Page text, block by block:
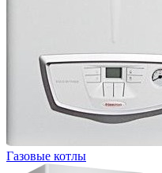
Газовые котлы